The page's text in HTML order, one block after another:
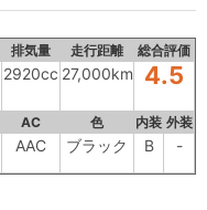
排気量 走行距離 総合評価
2920cc 27,000km 4.5
AC 色 内装 外装
AAC ブラック B -